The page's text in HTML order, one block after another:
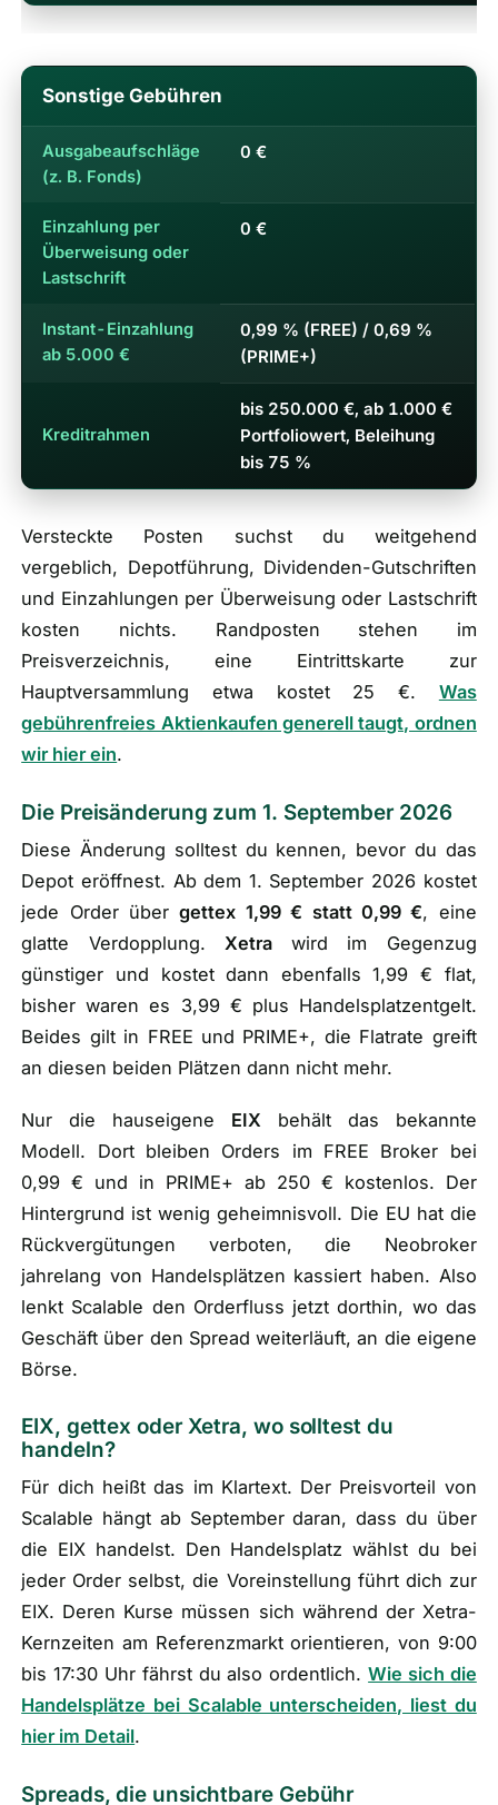
Sonstige Gebühren
Ausgabeaufschläge
(z. B. Fonds)
0 €
Einzahlung per
Überweisung oder
Lastschrift
0 €
Instant-Einzahlung
ab 5.000 €
0,99 % (FREE) / 0,69 %
(PRIME+)
Kreditrahmen
bis 250.000 €, ab 1.000 €
Portfoliowert, Beleihung
bis 75 %
Versteckte Posten suchst du weitgehend
vergeblich, Depotführung, Dividenden-Gutschriften
und Einzahlungen per Überweisung oder Lastschrift
kosten nichts. Randposten stehen im
Preisverzeichnis, eine Eintrittskarte zur
Hauptversammlung etwa kostet 25 €. Was
gebührenfreies Aktienkaufen generell taugt, ordnen
wir hier ein.
Die Preisänderung zum 1. September 2026
Diese Änderung solltest du kennen, bevor du das
Depot eröffnest. Ab dem 1. September 2026 kostet
jede Order übergettex 1,99 € statt 0,99 €, eine
glatte Verdopplung. Xetrawird im Gegenzug
günstiger und kostet dann ebenfalls 1,99 € flat,
bisher waren es 3,99 € plus Handelsplatzentgelt.
Beides gilt in FREE und PRIME+, die Flatrate greift
an diesen beiden Plätzen dann nicht mehr.
Nur die hauseigene EIX behält das bekannte
Modell. Dort bleiben Orders im FREE Broker bei
0,99 € und in PRIME+ ab 250 € kostenlos. Der
Hintergrund ist wenig geheimnisvoll. Die EU hat die
Rückvergütungen verboten, die Neobroker
jahrelang von Handelsplätzen kassiert haben. Also
lenkt Scalable den Orderfluss jetzt dorthin, wo das
Geschäft über den Spread weiterläuft, an die eigene
Börse.
EIX, gettex oder Xetra, wo solltest du
handeln?
Für dich heißt das im Klartext. Der Preisvorteil von
Scalable hängt ab September daran, dass du über
die EIX handelst. Den Handelsplatz wählst du bei
jeder Order selbst, die Voreinstellung führt dich zur
EIX. Deren Kurse müssen sich während der Xetra-
Kernzeiten am Referenzmarkt orientieren, von 9:00
bis 17:30 Uhr fährst du also ordentlich.Wie sich die
Handelsplätze bei Scalable unterscheiden, liest du
hier im Detail.
Spreads, die unsichtbare Gebühr